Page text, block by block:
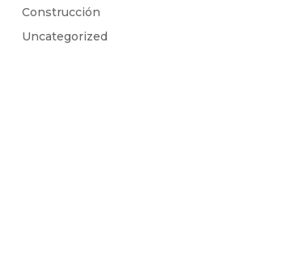
Construcción
Uncategorized